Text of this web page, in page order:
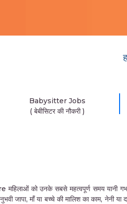
Babysitter Jobs
( बेबीसिटर की नौकरी )
को उनके सबसे महत्वपूर्ण समय यानी
जापा, माँ या बच्चे की मालिश का काम, नेनी